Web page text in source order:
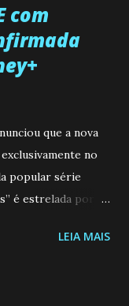
com
que a nova
no
popular série
é estrelada por
personagens
LEIA MAIS